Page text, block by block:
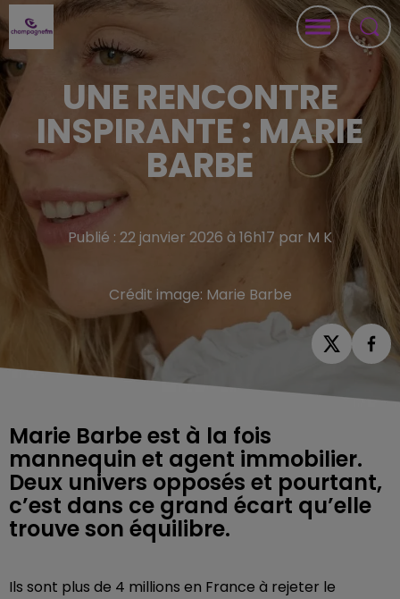
UNE RENCONTRE
INSPIRANTE : MARIE
BARBE
Publié : 22 janvier 2026 à 16h17 par M K
Crédit image: Marie Barbe
Marie Barbe est à la fois
mannequin et agent immobilier.
Deux univers opposés et pourtant,
c’est dans ce grand écart qu’elle
trouve son équilibre.
Ils sont plus de 4 millions en France à rejeter le